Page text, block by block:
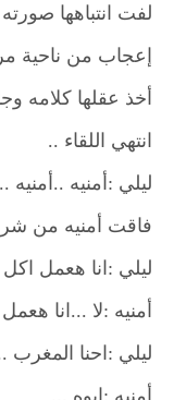
لفت انتباهها
إعجاب من ناحية
أخذ عقلها كلامه
انتهي اللقاء ..
ليلي :أمنيه ..أمنيه ..
فاقت أمنيه من
ليلي :انا هعمل
أمنيه :لا ...انا
ليلي :احنا المغرب
أمنيه :ايوه ...